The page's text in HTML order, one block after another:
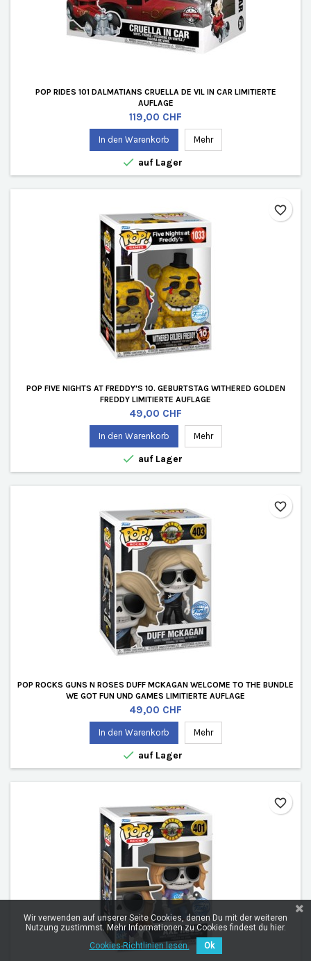
POP RIDES 101 DALMATIANS CRUELLA DE VIL IN CAR LIMITIERTE
AUFLAGE
Preis
119,00 CHF
In den Warenkorb Mehr
 auf Lager
POP FIVE NIGHTS AT FREDDY'S 10. GEBURTSTAG WITHERED GOLDEN
FREDDY LIMITIERTE AUFLAGE
Preis
49,00 CHF
In den Warenkorb Mehr
 auf Lager
favorite_border
POP ROCKS GUNS N ROSES DUFF MCKAGAN WELCOME TO THE BUNDLE
WE GOT FUN UND GAMES LIMITIERTE AUFLAGE
Preis
49,00 CHF
In den Warenkorb Mehr
 auf Lager
favorite_border
favorite_border
Wir verwenden auf unserer Seite Cookies, denen Du mit der weiteren
Nutzung zustimmst. Mehr Informationen zu Cookies findest du hier.
Cookies-Richtlinien lesen.
Ok